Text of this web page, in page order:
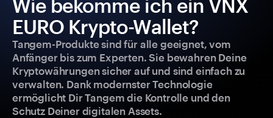
Wie bekomme ich ein VNX
EURO Krypto-Wallet?
Tangem-Produkte sind für alle geeignet, vom
Anfänger bis zum Experten. Sie bewahren Deine
Kryptowährungen sicher auf und sind einfach zu
verwalten. Dank modernster Technologie
ermöglicht Dir Tangem die Kontrolle und den
Schutz Deiner digitalen Assets.